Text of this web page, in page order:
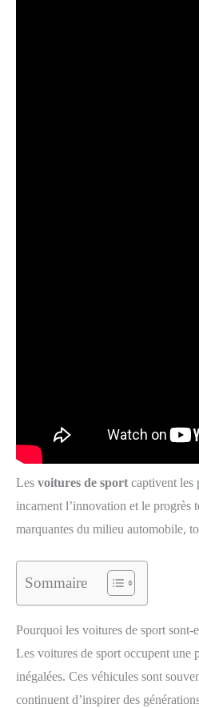
Les voitures de sport captivent les
incarnent l’innovation et le progrès
marquantes du milieu automobile,
Sommaire
Pourquoi les voitures de sport sont-
Les voitures de sport occupent une
inégalées. Ces véhicules sont
continuent d’inspirer des